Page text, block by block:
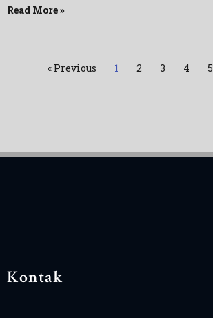
Read More »
« Previous 1 2 3 4 5
Kontak